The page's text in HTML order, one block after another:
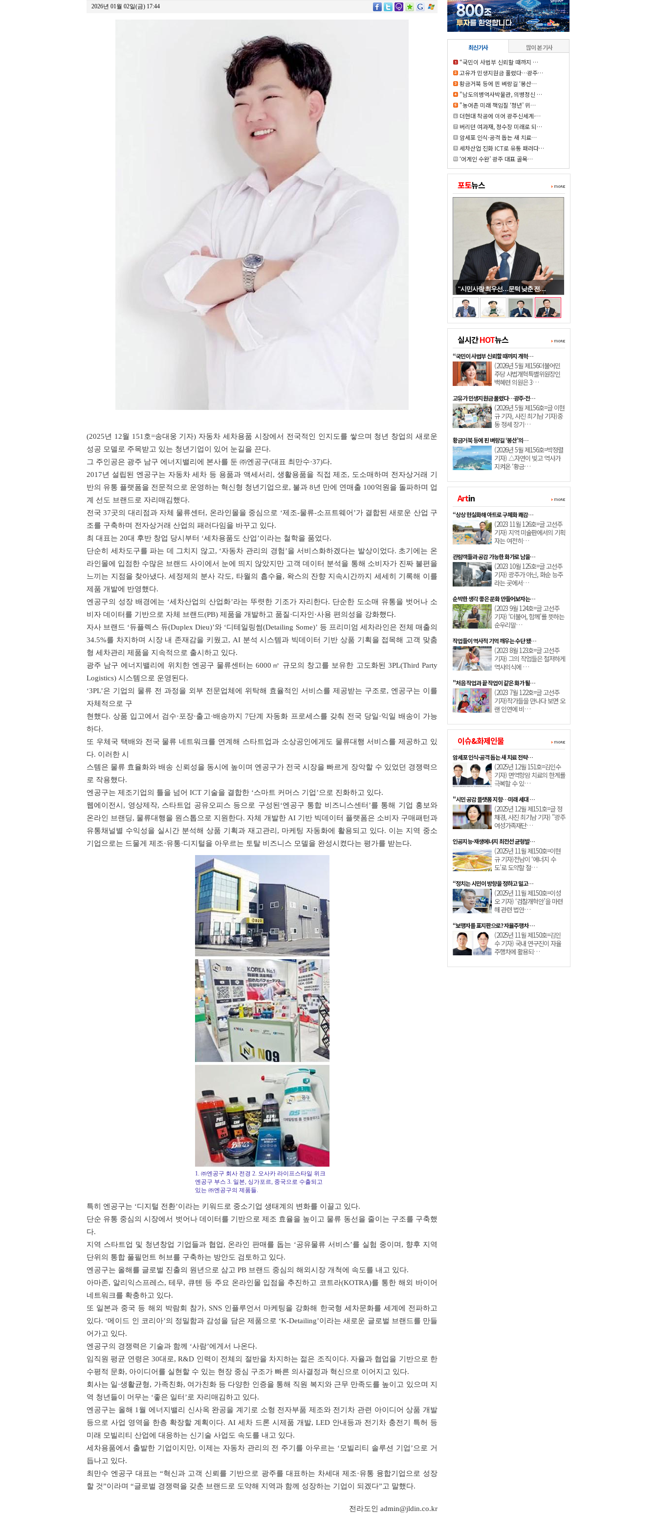
2026년 01월 02일(금) 17:44
(2025년 12월 151호=송대웅 기자) 자동차 세차용품 시장에서 전국적인 인지도를 쌓으며 청년 창업의 새로운
성공 모델로 주목받고 있는 청년기업이 있어 눈길을 끈다.
그 주인공은 광주 남구 에너지밸리에 본사를 둔 ㈜엔공구(대표 최만수·37)다.
2017년 설립된 엔공구는 자동차 세차 등 용품과 액세서리, 생활용품을 직접 제조, 도소매하며 전자상거래 기
반의 유통 플랫폼을 전문적으로 운영하는 혁신형 청년기업으로, 불과 8년 만에 연매출 100억원을 돌파하며 업
계 선도 브랜드로 자리매김했다.
전국 37곳의 대리점과 자체 물류센터, 온라인몰을 중심으로 ‘제조-물류-소프트웨어’가 결합된 새로운 산업 구
조를 구축하며 전자상거래 산업의 패러다임을 바꾸고 있다.
최 대표는 20대 후반 창업 당시부터 ‘세차용품도 산업’이라는 철학을 품었다.
단순히 세차도구를 파는 데 그치지 않고, ‘자동차 관리의 경험’을 서비스화하겠다는 발상이었다. 초기에는 온
라인몰에 입점한 수많은 브랜드 사이에서 눈에 띄지 않았지만 고객 데이터 분석을 통해 소비자가 진짜 불편을
느끼는 지점을 찾아냈다. 세정제의 분사 각도, 타월의 흡수율, 왁스의 잔향 지속시간까지 세세히 기록해 이를
제품 개발에 반영했다.
엔공구의 성장 배경에는 ‘세차산업의 산업화’라는 뚜렷한 기조가 자리한다. 단순한 도소매 유통을 벗어나 소
비자 데이터를 기반으로 자체 브랜드(PB) 제품을 개발하고 품질·디자인·사용 편의성을 강화했다.
자사 브랜드 ‘듀플렉스 듀(Duplex Dieu)’와 ‘디테일링썸(Detailing Some)’ 등 프리미엄 세차라인은 전체 매출의
34.5%를 차지하며 시장 내 존재감을 키웠고, AI 분석 시스템과 빅데이터 기반 상품 기획을 접목해 고객 맞춤
형 세차관리 제품을 지속적으로 출시하고 있다.
광주 남구 에너지밸리에 위치한 엔공구 물류센터는 6000㎥ 규모의 창고를 보유한 고도화된 3PL(Third Party
Logistics) 시스템으로 운영된다.
‘3PL’은 기업의 물류 전 과정을 외부 전문업체에 위탁해 효율적인 서비스를 제공받는 구조로, 엔공구는 이를
자체적으로 구
현했다. 상품 입고에서 검수·포장·출고·배송까지 7단계 자동화 프로세스를 갖춰 전국 당일·익일 배송이 가능
하다.
또 우체국 택배와 전국 물류 네트워크를 연계해 스타트업과 소상공인에게도 물류대행 서비스를 제공하고 있
다. 이러한 시
스템은 물류 효율화와 배송 신뢰성을 동시에 높이며 엔공구가 전국 시장을 빠르게 장악할 수 있었던 경쟁력으
로 작용했다.
엔공구는 제조기업의 틀을 넘어 ICT 기술을 결합한 ‘스마트 커머스 기업’으로 진화하고 있다.
웹에이전시, 영상제작, 스타트업 공유오피스 등으로 구성된‘엔공구 통합 비즈니스센터’를 통해 기업 홍보와
온라인 브랜딩, 물류대행을 원스톱으로 지원한다. 자체 개발한 AI 기반 빅데이터 플랫폼은 소비자 구매패턴과
유통채널별 수익성을 실시간 분석해 상품 기획과 재고관리, 마케팅 자동화에 활용되고 있다. 이는 지역 중소
기업으로는 드물게 제조·유통·디지털을 아우르는 토탈 비즈니스 모델을 완성시켰다는 평가를 받는다.
1. ㈜엔공구 회사 전경 2. 오사카 라이프스타일 위크
엔공구 부스 3. 일본, 싱가포르, 중국으로 수출되고
있는 ㈜엔공구의 제품들.
특히 엔공구는 ‘디지털 전환’이라는 키워드로 중소기업 생태계의 변화를 이끌고 있다.
단순 유통 중심의 시장에서 벗어나 데이터를 기반으로 제조 효율을 높이고 물류 동선을 줄이는 구조를 구축했
다.
지역 스타트업 및 청년창업 기업들과 협업, 온라인 판매를 돕는 ‘공유물류 서비스’를 실험 중이며, 향후 지역
단위의 통합 풀필먼트 허브를 구축하는 방안도 검토하고 있다.
엔공구는 올해를 글로벌 진출의 원년으로 삼고 PB 브랜드 중심의 해외시장 개척에 속도를 내고 있다.
아마존, 알리익스프레스, 테무, 큐텐 등 주요 온라인몰 입점을 추진하고 코트라(KOTRA)를 통한 해외 바이어
네트워크를 확충하고 있다.
또 일본과 중국 등 해외 박람회 참가, SNS 인플루언서 마케팅을 강화해 한국형 세차문화를 세계에 전파하고
있다. ‘메이드 인 코리아’의 정밀함과 감성을 담은 제품으로 ‘K-Detailing’이라는 새로운 글로벌 브랜드를 만들
어가고 있다.
엔공구의 경쟁력은 기술과 함께 ‘사람’에게서 나온다.
임직원 평균 연령은 30대로, R&D 인력이 전체의 절반을 차지하는 젊은 조직이다. 자율과 협업을 기반으로 한
수평적 문화, 아이디어를 실현할 수 있는 현장 중심 구조가 빠른 의사결정과 혁신으로 이어지고 있다.
회사는 일·생활균형, 가족친화, 여가친화 등 다양한 인증을 통해 직원 복지와 근무 만족도를 높이고 있으며 지
역 청년들이 머무는 ‘좋은 일터’로 자리매김하고 있다.
엔공구는 올해 1월 에너지밸리 신사옥 완공을 계기로 소형 전자부품 제조와 전기차 관련 아이디어 상품 개발
등으로 사업 영역을 한층 확장할 계획이다. AI 세차 드론 시제품 개발, LED 안내등과 전기차 충전기 특허 등
미래 모빌리티 산업에 대응하는 신기술 사업도 속도를 내고 있다.
세차용품에서 출발한 기업이지만, 이제는 자동차 관리의 전 주기를 아우르는 ‘모빌리티 솔루션 기업’으로 거
듭나고 있다.
최만수 엔공구 대표는 “혁신과 고객 신뢰를 기반으로 광주를 대표하는 차세대 제조·유통 융합기업으로 성장
할 것”이라며 “글로벌 경쟁력을 갖춘 브랜드로 도약해 지역과 함께 성장하는 기업이 되겠다”고 말했다.
전라도인 admin@jldin.co.kr
최신기사
많이 본 기사
“국민이 사법부 신뢰할 때까지 …
고유가 민생지원금 풀렸다…광주…
황금거북 등에 핀 벼랑길 ‘봉산…
"남도의병역사박물관, 의병정신 …
"농어촌 미래 책임질 ‘청년’ 위…
더현대 착공에 이어 광주신세계·…
버리던 여과재, 정수장 미래로 되…
암세포 인식·공격 돕는 새 치료…
세차산업 진화 ICT로 유통 패러다…
‘어게인 수완’ 광주 대표 골목…
포토뉴스
"시민사랑 최우선…문턱 낮춘 전…
실시간HOT뉴스
“국민이 사법부 신뢰할 때까지 개혁…
(2026년 5월 제156더불어민
주당 사법개혁특별위원장인
백혜련 의원은 3…
고유가 민생지원금 풀렸다…광주·전…
(2026년 5월 제156호=글 이현
규 기자, 사진 최기남 기자)중
동 정세 장기…
황금거북 등에 핀 벼랑길 ‘봉산’의…
(2026년 5월 제156호=박정렬
기자) △자연이 빚고 역사가
지켜온 ‘황금…
Artin
“상상 현실화해 아트로 구체화 쾌감…
(2023 11월 126호=글 고선주
기자) 지역 미술판에서의 기획
자는 여전히…
관람객들과 공감 가능한 화가로 남을…
(2023 10월 125호=글 고선주
기자) 광주가 아닌, 화순 능주
라는 곳에서…
순박한 생각 좋은 문화 만들어보자는…
(2023 9월 124호=글 고선주
기자) ‘더불어, 함께’를 뜻하는
순우리말…
작업들이 역사적 기억 깨우는 수단 됐…
(2023 8월 123호=글 고선주
기자) 그의 작업들은 철저하게
역사의식에 …
"처음 작업과 끝 작업이 같은 화가 될…
(2023 7월 122호=글 고선주
기자)작가들을 만나다 보면 오
랜 인연에 비…
이슈&화제인물
암세포 인식·공격 돕는 새 치료 전략…
(2025년 12월 151호=김인수
기자) 면역항암 치료의 한계를
극복할 수 있…
"시민 공감 플랫폼 지향…미래 세대 …
(2025년 12월 제151호=글 정
채경, 사진 최기남 기자) "광주
여성가족재단…
인공지능·재생에너지 최전선 균형발…
(2025년 11월 제150호=이현
규 기자)전남이 ‘에너지 수
도’로 도약할 절…
“정치는 시민이 방향을 정하고 밀고…
(2025년 11월 제150호=이성
오 기자) ‘검찰개혁안’을 마련
해 관련 법안…
“보행자를 표지판으로? 자율주행차 …
(2025년 11월 제150호=김인
수 기자) 국내 연구진이 자율
주행차에 활용되…